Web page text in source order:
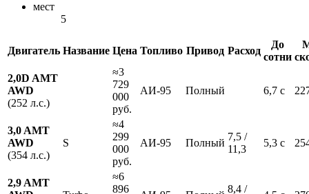
мест
5
Двигатель Название Цена Топливо Привод Расход
До
сотни
2,0D AMT
AWD
(252 л.с.)
≈3
729
000
руб.
АИ-95 Полный 6,7 с
3,0 AMT
AWD
(354 л.с.)
S
≈4
299
000
руб.
АИ-95 Полный
7,5 /
11,3
5,3 с
2,9 AMT
≈6
896
8,4 /